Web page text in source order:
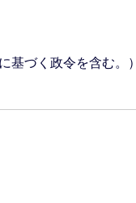
基づく政令を含む。